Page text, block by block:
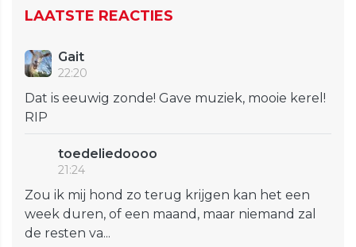
LAATSTE REACTIES
Gait
22:20
Dat is eeuwig zonde! Gave muziek, mooie kerel!
RIP
toedeliedoooo
21:24
Zou ik mij hond zo terug krijgen kan het een
week duren, of een maand, maar niemand zal
de resten va...